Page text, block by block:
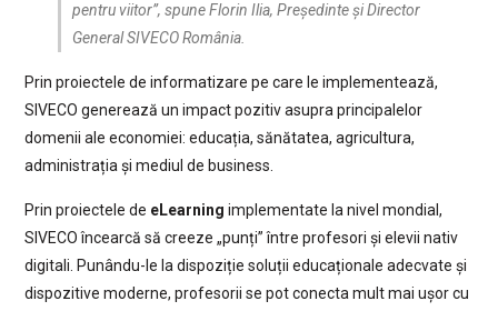
pentru viitor”, spuneFlorin Ilia, Președinte și Director
General SIVECO România.
Prin proiectele de informatizare pe care le implementează,
SIVECO generează un impact pozitiv asupra principalelor
domenii ale economiei: educația, sănătatea, agricultura,
administrația și mediul de business.
Prin proiectele de eLearning implementate la nivel mondial,
SIVECO încearcă să creeze „punți” între profesori și elevii nativ
digitali. Punându-le la dispoziție soluții educaționale adecvate și
dispozitive moderne, profesorii se pot conecta mult mai ușor cu